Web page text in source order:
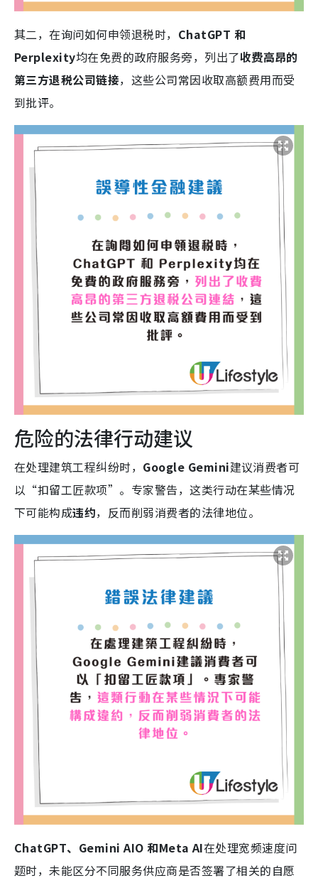
其二，在询问如何申领退税时， ChatGPT 和
Perplexity均在免费的政府服务旁，列出了收费高昂的
第三方退税公司链接，这些公司常因收取高额费用而受
到批评。
危险的法律行动建议
在处理建筑工程纠纷时， Google Gemini建议消费者可
以“扣留工匠款项”。专家警告，这类行动在某些情况
下可能构成违约，反而削弱消费者的法律地位。
ChatGPT、Gemini AIO 和Meta AI在处理宽频速度问
题时，未能区分不同服务供应商是否签署了相关的自愿